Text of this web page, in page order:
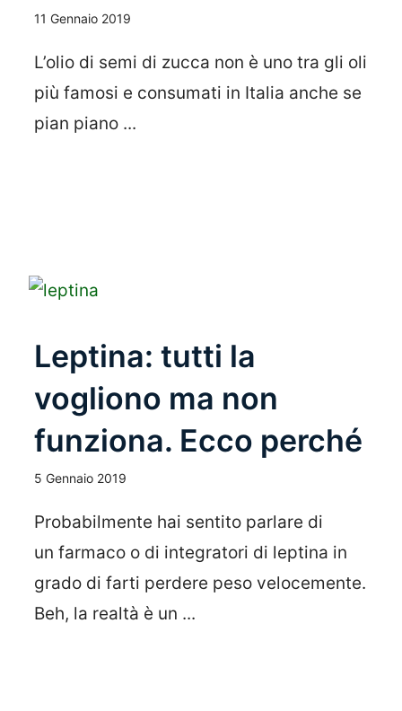
11 Gennaio 2019
L’olio di semi di zucca non è uno tra gli oli
più famosi e consumati in Italia anche se
pian piano ...
Leptina: tutti la
vogliono ma non
funziona. Ecco perché
5 Gennaio 2019
Probabilmente hai sentito parlare di
un farmaco o di integratori di leptina in
grado di farti perdere peso velocemente.
Beh, la realtà è un ...